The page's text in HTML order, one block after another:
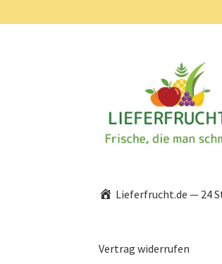
Lieferfrucht.de — 24
Vertrag widerrufen